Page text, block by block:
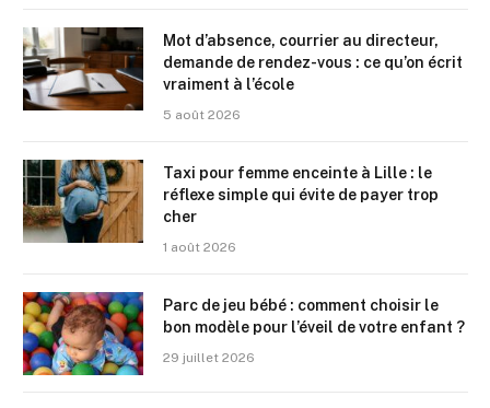
Mot d’absence, courrier au directeur,
demande de rendez-vous : ce qu’on écrit
vraiment à l’école
5 août 2026
Taxi pour femme enceinte à Lille : le
réflexe simple qui évite de payer trop
cher
1 août 2026
Parc de jeu bébé : comment choisir le
bon modèle pour l’éveil de votre enfant ?
29 juillet 2026